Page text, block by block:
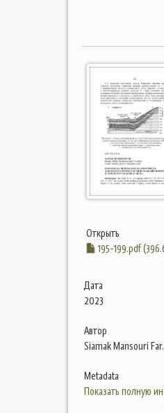
Открыть
195-199.pdf
Дата
2023
Автор
Siamak Mansouri Far.
Metadata
Показать полную